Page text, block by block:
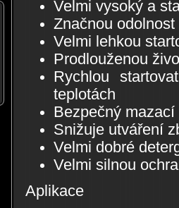
Velmi vysoký a
Značnou
Velmi lehkou
Prodlouženou
Rychlou
teplotách
Bezpečný
Snižuje utváření
Velmi dobré
Velmi silnou
Aplikace